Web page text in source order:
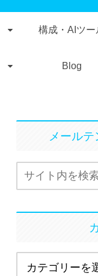
構成・AIツー
Blog
メール